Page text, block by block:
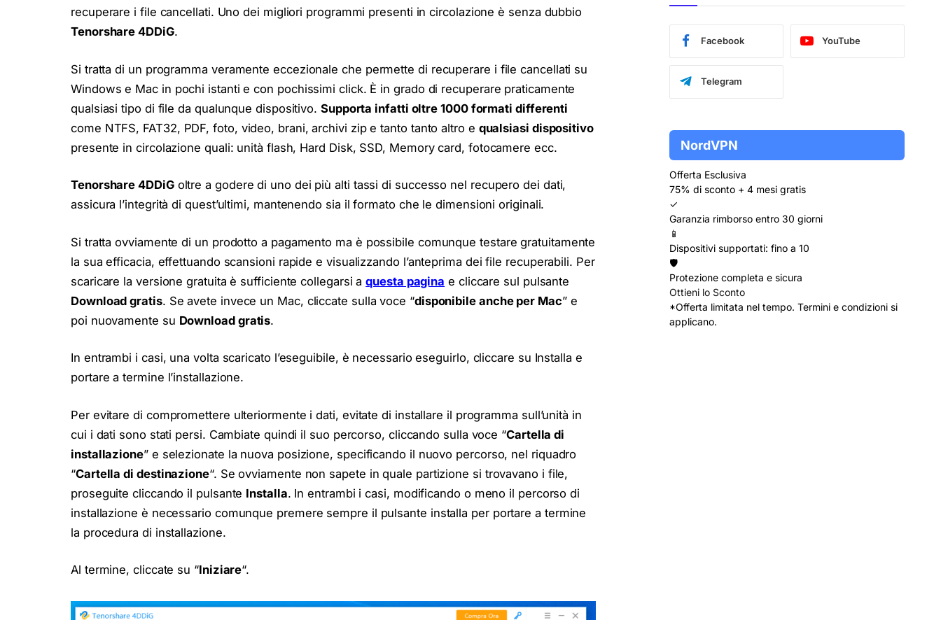
recuperare i file cancellati. Uno dei migliori programmi presenti in circolazione è senza dubbio
Tenorshare 4DDiG.
Si tratta di un programma veramente eccezionale che permette di recuperare i file cancellati su
Windows e Mac in pochi istanti e con pochissimi click. È in grado di recuperare praticamente
qualsiasi tipo di file da qualunque dispositivo. Supporta infatti oltre 1000 formati differenti
come NTFS, FAT32, PDF, foto, video, brani, archivi zip e tanto tanto altro e qualsiasi dispositivo
presente in circolazione quali: unità flash, Hard Disk, SSD, Memory card, fotocamere ecc.
Tenorshare 4DDiGoltre a godere di uno dei più alti tassi di successo nel recupero dei dati,
assicura l’integrità di quest’ultimi, mantenendo sia il formato che le dimensioni originali.
Si tratta ovviamente di un prodotto a pagamento ma è possibile comunque testare gratuitamente
la sua efficacia, effettuando scansioni rapide e visualizzando l’anteprima dei file recuperabili. Per
scaricare la versione gratuita è sufficiente collegarsi aquesta pagina e cliccare sul pulsante
Download gratis. Se avete invece un Mac, cliccate sulla voce “disponibile anche per Mac” e
poi nuovamente su Download gratis.
In entrambi i casi, una volta scaricato l’eseguibile, è necessario eseguirlo, cliccare su Installa e
portare a termine l’installazione.
Per evitare di compromettere ulteriormente i dati, evitate di installare il programma sull’unità in
cui i dati sono stati persi. Cambiate quindi il suo percorso, cliccando sulla voce “Cartella di
installazione” e selezionate la nuova posizione, specificando il nuovo percorso, nel riquadro
“Cartella di destinazione“. Se ovviamente non sapete in quale partizione si trovavano i file,
proseguite cliccando il pulsante Installa. In entrambi i casi, modificando o meno il percorso di
installazione è necessario comunque premere sempre il pulsante installa per portare a termine
la procedura di installazione.
Al termine, cliccate su “Iniziare“.
Facebook YouTube
Telegram
NordVPN
Offerta Esclusiva
75% di sconto + 4 mesi gratis
✓
Garanzia rimborso entro 30 giorni
📱
Dispositivi supportati: fino a 10
🛡️
Protezione completa e sicura
Ottieni lo Sconto
*Offerta limitata nel tempo. Termini e condizioni si
applicano.